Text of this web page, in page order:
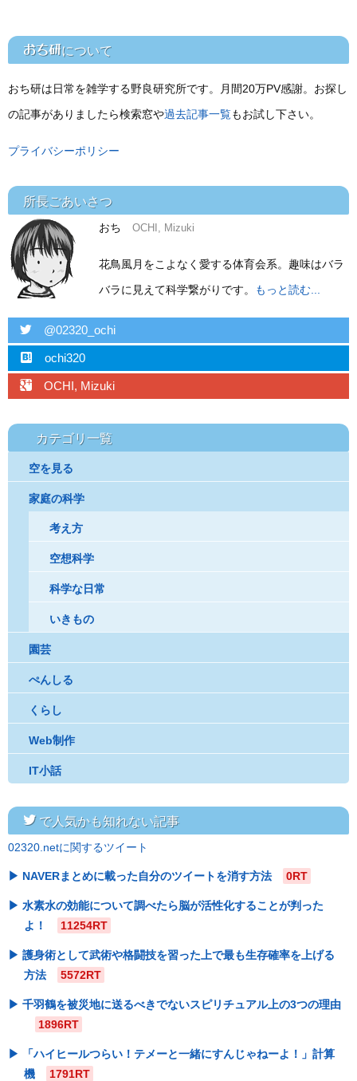
おち研について
おち研は日常を雑学する野良研究所です。月間20万PV感謝。お探し
の記事がありましたら検索窓や過去記事一覧もお試し下さい。
プライバシーポリシー
所長ごあいさつ
おち OCHI, Mizuki
花鳥風月をこよなく愛する体育会系。趣味はバラ
バラに見えて科学繋がりです。
もっと読む...
twitter @02320_ochi
hatebu ochi320
googleplus OCHI, Mizuki
カテゴリ一覧
空を見る
家庭の科学
考え方
空想科学
科学な日常
いきもの
園芸
ぺんしる
くらし
Web制作
IT小話
twitterで人気かも知れない記事
02320.netに関するツイート
NAVERまとめに載った自分のツイートを消す方法 0RT
水素水の効能について調べたら脳が活性化することが判った
よ！
11254RT
護身術として武術や格闘技を習った上で最も生存確率を上げる
方法
5572RT
千羽鶴を被災地に送るべきでないスピリチュアル上の3つの理由
1896RT
「ハイヒールつらい！テメーと一緒にすんじゃねーよ！」計算
機
1791RT